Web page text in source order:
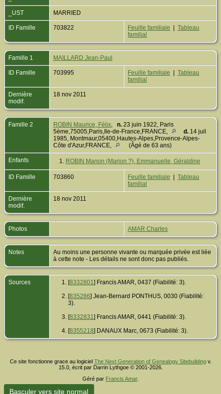
_UST MARRIED
ID Famille 703822 Feuille familiale
Tableau
familial
Famille 1 MAILLARD Jean-Paul
ID Famille 703995 Feuille familiale
Tableau
familial
Dernière
modif.
18 nov 2011
Famille 2 ROBIN Maurice, Félix, n. 23 juin 1922, Paris
5ème,75005,Paris,Ile-de-France,FRANCE,
d. 14 juil
1985, Montmaur,05400,Hautes-Alpes,Provence-Alpes-
Côte d'Azur,FRANCE,
(Âgé de 63 ans)
Enfants 1. ROBIN Manon (Marion ?), Emmanuelle, Géraldine
ID Famille 703860 Feuille familiale
Tableau
familial
Dernière
modif.
18 nov 2011
Photos AMAR Charles
Notes
Au moins une personne vivante ou marquée privée est liée
à cette note - Les détails ne sont donc pas publiés.
Sources [8332801] Francis AMAR, 0437 (Fiabilité: 3).
[835286] Jean-Bernard PONTHUS, 0030 (Fiabilité:
3).
[8332831] Francis AMAR, 0441 (Fiabilité: 3).
[8355218] DANAUX Marc, 0673 (Fiabilité: 3).
Ce site fonctionne grace au logiciel The Next Generation of Genealogy Sitebuildingv.
15.0, écrit par Darrin Lythgoe © 2001-2026.
Géré par Francis Amar.
Basculer vers site normal